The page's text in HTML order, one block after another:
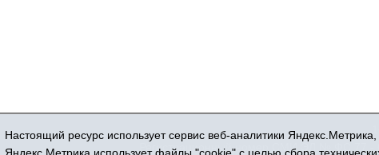
Регистрационный номер СМИ ЭЛ № ФС 77 -
Настоящий ресурс использует сервис веб-аналитики